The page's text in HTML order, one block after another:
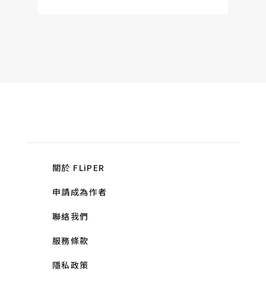
關於 FLiPER
申請成為作者
聯絡我們
服務條款
隱私政策